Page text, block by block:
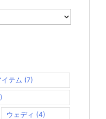
イテム (7)
ウェディ (4)